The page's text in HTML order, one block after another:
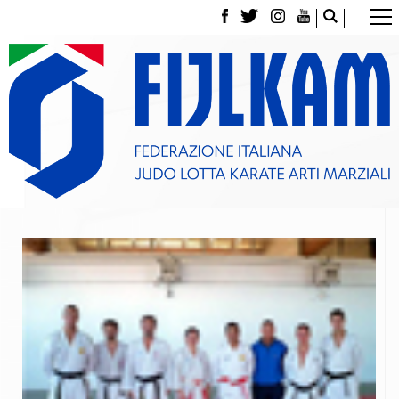
La Federazione
Tesseramento
Contatti
Norme e modulistica Affiliazioni e Tesseramenti
Classifica Società Sportive con più di 100 atleti
tesserati
Archivio eventi
Dove siamo
Media
Partners
Trasparenza
Judo
La disciplina
News
Attività Didattica